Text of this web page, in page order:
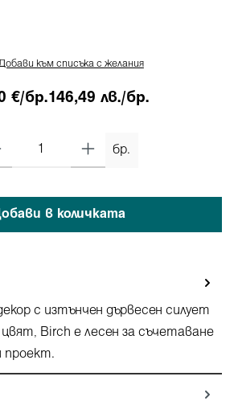
Добави към списъка с желания
€/бр.146,49 лв./бр.
бр.
в количката
с изтънчен дървесен силует
Birch е лесен за съчетаване
проект.